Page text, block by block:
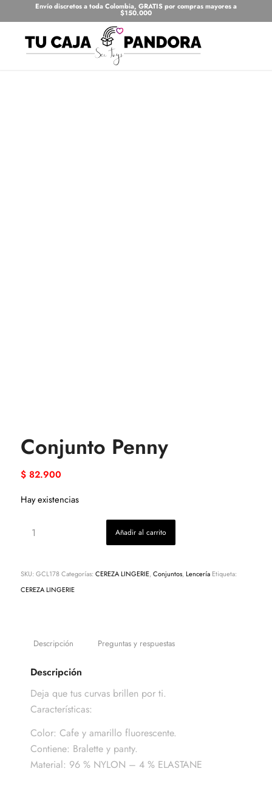
Envío discretos a toda Colombia, GRATIS por compras mayores a
$150.000
Conjunto Penny
$82.900
Hay existencias
Añadir al carrito
SKU: GCL178 Categorías: CEREZA LINGERIE,Conjuntos,Lencería Etiqueta:
CEREZA LINGERIE
Descripción Preguntas y respuestas
Descripción
Deja que tus curvas brillen por ti.
Características:
Color: Cafe y amarillo fluorescente.
Contiene: Bralette y panty.
Material: 96 % NYLON – 4 % ELASTANE